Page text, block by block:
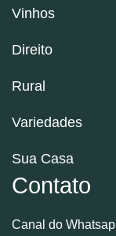
Vinhos
Direito
Rural
Variedades
Sua Casa
Contato
Canal do